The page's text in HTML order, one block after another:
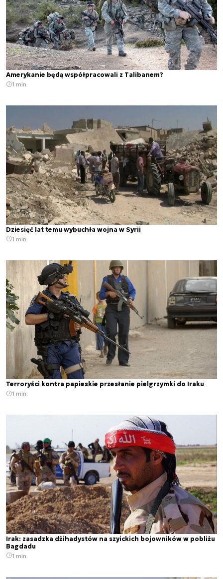
Amerykanie będą współpracowali z Talibanem?
1 min.
Dziesięć lat temu wybuchła wojna w Syrii
1 min.
Terroryści kontra papieskie przesłanie pielgrzymki do Iraku
1 min.
Irak: zasadzka dżihadystów na szyickich bojowników w pobliżu
Bagdadu
1 min.